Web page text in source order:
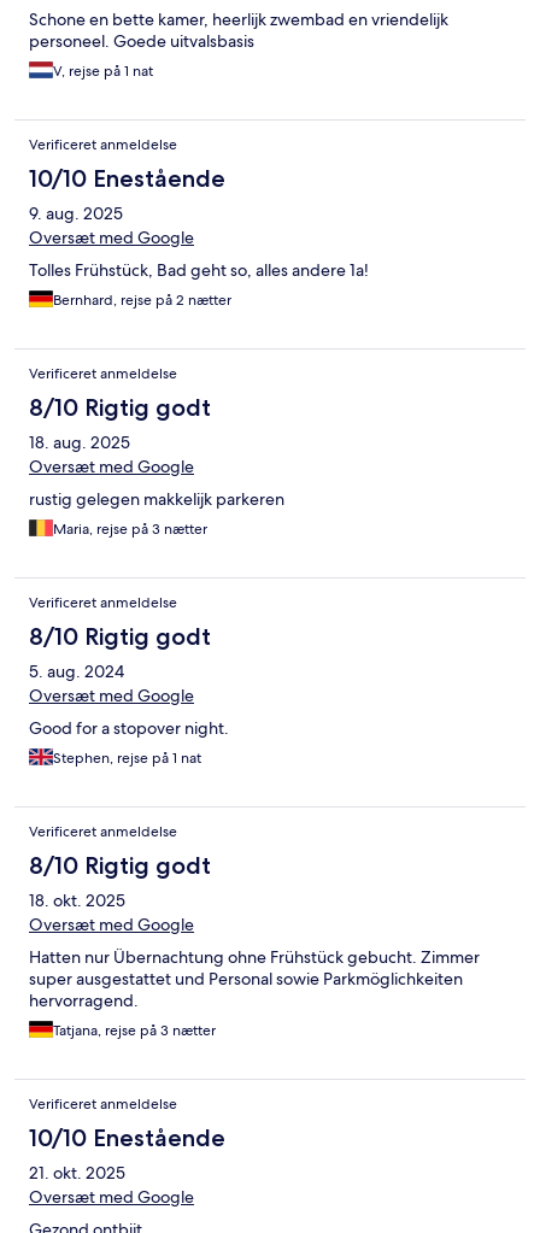
Schone en bette kamer, heerlijk zwembad en vriendelijk
personeel. Goede uitvalsbasis
V, rejse på 1 nat
Verificeret anmeldelse
10/10 Enestående
9. aug. 2025
Oversæt med Google
Tolles Frühstück, Bad geht so, alles andere 1a!
Bernhard, rejse på 2 nætter
Verificeret anmeldelse
8/10 Rigtig godt
18. aug. 2025
Oversæt med Google
rustig gelegen makkelijk parkeren
Maria, rejse på 3 nætter
Verificeret anmeldelse
8/10 Rigtig godt
5. aug. 2024
Oversæt med Google
Good for a stopover night.
Stephen, rejse på 1 nat
Verificeret anmeldelse
8/10 Rigtig godt
18. okt. 2025
Oversæt med Google
Hatten nur Übernachtung ohne Frühstück gebucht. Zimmer
super ausgestattet und Personal sowie Parkmöglichkeiten
hervorragend.
Tatjana, rejse på 3 nætter
Verificeret anmeldelse
10/10 Enestående
21. okt. 2025
Oversæt med Google